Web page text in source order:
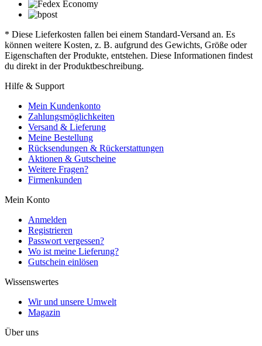
* Diese Lieferkosten fallen bei einem Standard-Versand an. Es
können weitere Kosten, z. B. aufgrund des Gewichts, Größe oder
Eigenschaften der Produkte, entstehen. Diese Informationen findest
du direkt in der Produktbeschreibung.
Hilfe & Support
Mein Kundenkonto
Zahlungsmöglichkeiten
Versand & Lieferung
Meine Bestellung
Rücksendungen & Rückerstattungen
Aktionen & Gutscheine
Weitere Fragen?
Firmenkunden
Mein Konto
Anmelden
Registrieren
Passwort vergessen?
Wo ist meine Lieferung?
Gutschein einlösen
Wissenswertes
Wir und unsere Umwelt
Magazin
Über uns